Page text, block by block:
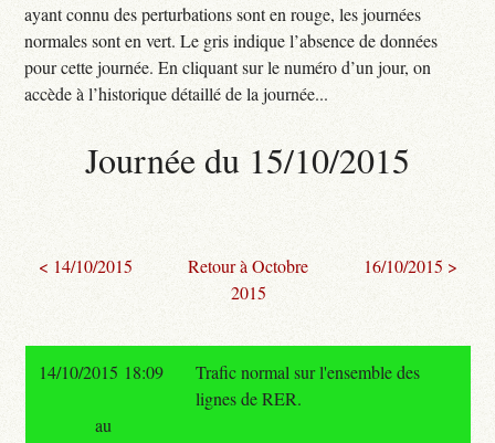
ayant connu des perturbations sont en rouge, les journées
normales sont en vert. Le gris indique l’absence de données
pour cette journée. En cliquant sur le numéro d’un jour, on
accède à l’historique détaillé de la journée...
Journée du 15/10/2015
< 14/10/2015
Retour à Octobre
2015
16/10/2015 >
14/10/2015 18:09
Trafic normal sur l'ensemble des
lignes de RER.
au